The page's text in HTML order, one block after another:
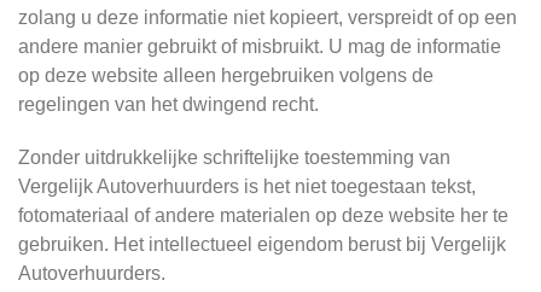
zolang u deze informatie niet kopieert, verspreidt of op een
andere manier gebruikt of misbruikt. U mag de informatie
op deze website alleen hergebruiken volgens de
regelingen van het dwingend recht.
Zonder uitdrukkelijke schriftelijke toestemming van
Vergelijk Autoverhuurders is het niet toegestaan tekst,
fotomateriaal of andere materialen op deze website her te
gebruiken. Het intellectueel eigendom berust bij Vergelijk
Autoverhuurders.